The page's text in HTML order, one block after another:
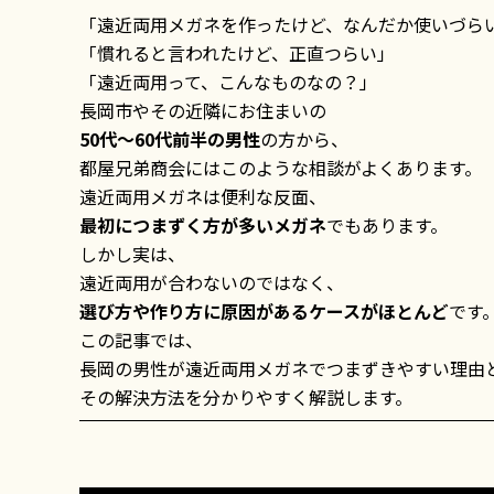
「遠近両用メガネを作ったけど、なんだか使いづら
「慣れると言われたけど、正直つらい」
「遠近両用って、こんなものなの？」
長岡市やその近隣にお住まいの
50代〜60代前半の男性の方から、
都屋兄弟商会にはこのような相談がよくあります。
遠近両用メガネは便利な反面、
最初につまずく方が多いメガネでもあります。
しかし実は、
遠近両用が合わないのではなく、
選び方や作り方に原因があるケースがほとんどです。
この記事では、
長岡の男性が遠近両用メガネでつまずきやすい理由
その解決方法を分かりやすく解説します。